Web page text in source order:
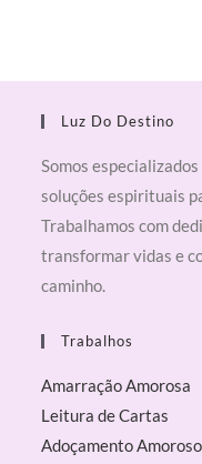
Luz Do Destino
Somos
soluções espirituais
Trabalhamos com
transformar vidas e
caminho.
Trabalhos
Amarração Amorosa
Leitura de Cartas
Adoçamento Amoroso